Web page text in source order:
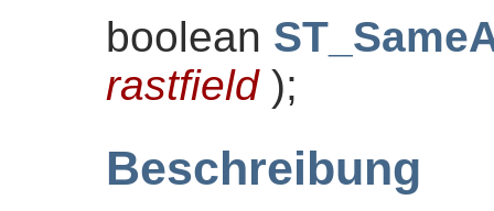
boolean
rastfield );
Beschreibung